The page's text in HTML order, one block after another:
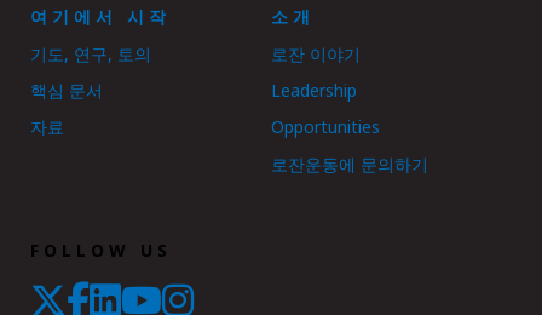
여기에서 시작
기도, 연구, 토의
핵심 문서
자료
소개
로잔 이야기
Leadership
Opportunities
로잔운동에 문의하기
FOLLOW US